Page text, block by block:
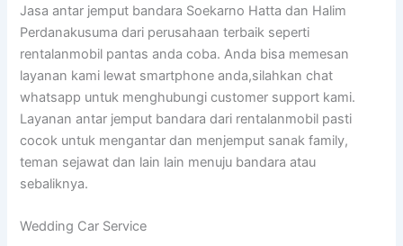
Jasa antar jemput bandara Soekarno Hatta dan Halim
Perdanakusuma dari perusahaan terbaik seperti
rentalanmobil pantas anda coba. Anda bisa memesan
layanan kami lewat smartphone anda,silahkan chat
whatsapp untuk menghubungi customer support kami.
Layanan antar jemput bandara dari rentalanmobil pasti
cocok untuk mengantar dan menjemput sanak family,
teman sejawat dan lain lain menuju bandara atau
sebaliknya.
Wedding Car Service